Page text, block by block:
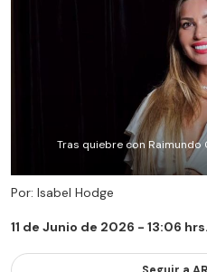
Tras quiebre con Raimundo
Por: Isabel Hodge
11 de Junio de 2026 - 13:06 hrs.